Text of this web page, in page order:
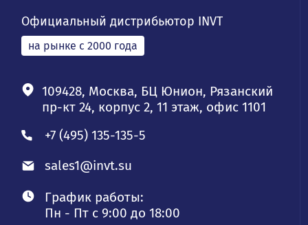
Официальный дистрибьютор INVT
на рынке с 2000 года
109428, Москва, БЦ Юнион, Рязанский
пр-кт 24, корпус 2, 11 этаж, офис 1101
+7 (495) 135-135-5
sales1@invt.su
График работы:
Пн - Пт с 9:00 до 18:00